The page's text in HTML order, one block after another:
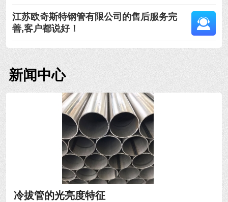
江苏欧奇斯特钢管有限公司的售后服务完
善,客户都说好！
新闻中心
冷拔管的光亮度特征